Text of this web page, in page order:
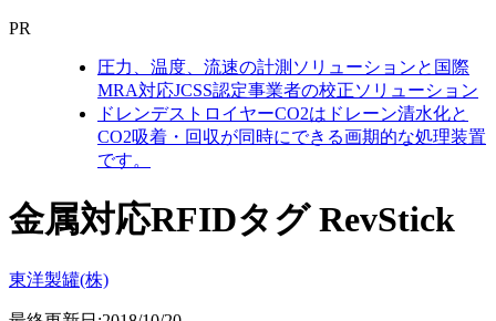
PR
圧力、温度、流速の計測ソリューションと国際
MRA対応JCSS認定事業者の校正ソリューション
ドレンデストロイヤーCO2はドレーン清水化と
CO2吸着・回収が同時にできる画期的な処理装置
です。
金属対応RFIDタグ RevStick
東洋製罐(株)